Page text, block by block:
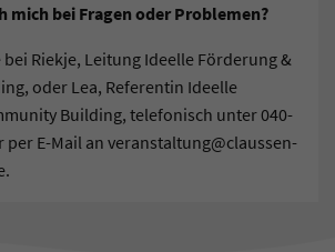
mich bei Fragen oder Problemen?
Riekje, Leitung Ideelle Förderung &
oder Lea, Referentin Ideelle
Building, telefonisch unter 040-
per E-Mail an veranstaltung@claussen-